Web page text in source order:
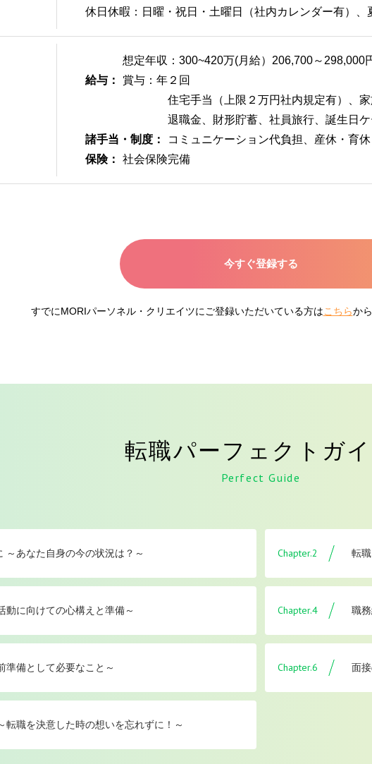
休日休暇：日曜・祝日・土曜日（社内カレンダー有）
給与：
想定年収：300~420万(月給）206,700～298,000
賞与：年２回
諸手当・制度：
住宅手当（上限２万円社内規定有）、
退職金、財形貯蓄、社員旅行、誕生日
コミュニケーション代負担、産休・育休
保険：
社会保険完備
今すぐ登録する
すでにMORIパーソネル・クリエイツにご登録いただいている方はこちらか
転職パーフェクトガ
Perfect Guide
～あなた自身の今の状況は？～ Chapter.2 転
動に向けての心構えと準備～ Chapter.4 職
準備として必要なこと～ Chapter.6 面
転職を決意した時の想いを忘れずに！～